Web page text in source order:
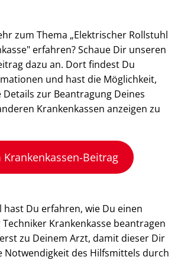
zum Thema „Elektrischer Rollstuhl
erfahren? Schaue Dir unseren
dazu an. Dort findest Du
und hast die Möglichkeit,
zur Beantragung Deines
Krankenkassen anzeigen zu
Krankenkassen-Beitrag
hast Du erfahren, wie Du einen
Krankenkasse beantragen
zu Deinem Arzt, damit dieser Dir
Notwendigkeit des Hilfsmittels durch